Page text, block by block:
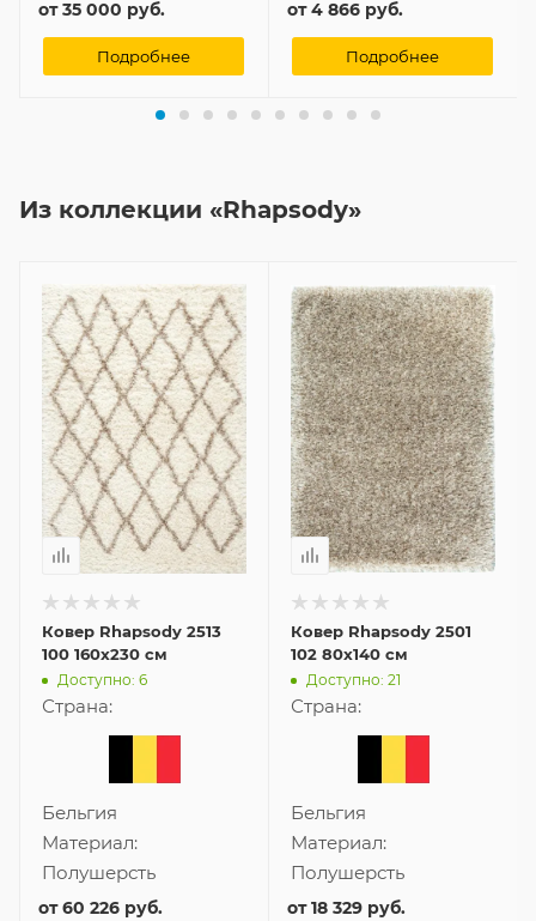
от35 000 руб.
Подробнее
от4 866 руб.
Подробнее
Из коллекции «Rhapsody»
Ковер Rhapsody 2513
100 160x230 см
Доступно: 6
Страна:
Бельгия
Материал:
Полушерсть
от60 226 руб.
Ковер Rhapsody 2501
102 80x140 см
Доступно: 21
Страна:
Бельгия
Материал:
Полушерсть
от18 329 руб.